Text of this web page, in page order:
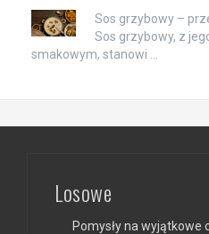
Sos grzybowy –
Sos grzybowy, z
smakowym, stanowi …
Losowe
Pomysły na wyjątkowe